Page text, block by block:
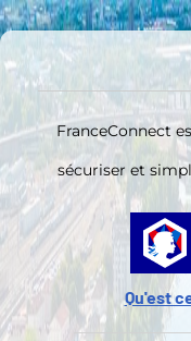
Aller au contenu
Aller aux actions
FranceConnect
sécuriser et
Qu'est